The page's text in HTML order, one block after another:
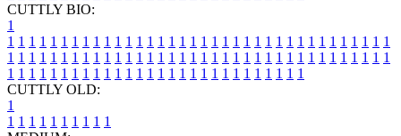
CUTTLY BIO:
1
1 1 1 1 1 1 1 1 1 1 1 1 1 1 1 1 1 1 1 1 1 1 1 1 1 1 1 1 1 1 1 1 1 1 1 1
1 1 1 1 1 1 1 1 1 1 1 1 1 1 1 1 1 1 1 1 1 1 1 1 1 1 1 1 1 1 1 1 1 1 1 1
1 1 1 1 1 1 1 1 1 1 1 1 1 1 1 1 1 1 1 1 1 1 1 1 1 1 1 1
CUTTLY OLD:
1
1 1 1 1 1 1 1 1 1 1